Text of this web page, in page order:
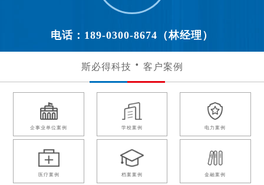
电话：189-0300-8674（林经理）
斯必得科技 客户案例
企事业单位案例 学校案例 电力案例
医疗案例 档案案例 金融案例